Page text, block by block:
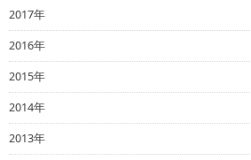
2017年
2016年
2015年
2014年
2013年